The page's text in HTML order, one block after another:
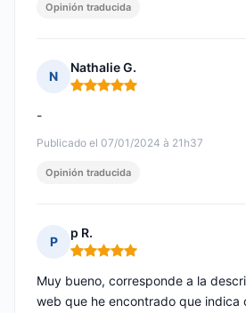
Opinión traducida
N
Nathalie G.
Nota: 5 de 5
Publicado el 07/01/2024 à 21h37
-
Opinión traducida
P
p R.
Nota: 5 de 5
Muy bueno, corresponde a la
web que he encontrado que indica